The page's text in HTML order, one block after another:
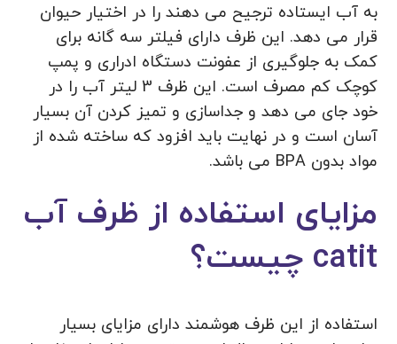
به آب ایستاده ترجیح می دهند را در اختیار حیوان
قرار می دهد. این ظرف دارای فیلتر سه گانه برای
کمک به جلوگیری از عفونت دستگاه ادراری و پمپ
کوچک کم مصرف است. این ظرف 3 لیتر آب را در
خود جای می دهد و جداسازی و تمیز کردن آن بسیار
آسان است و در نهایت باید افزود که ساخته شده از
مواد بدون BPA می باشد.
مزایای استفاده از ظرف آب
catit چیست؟
استفاده از این ظرف هوشمند دارای مزایای بسیار